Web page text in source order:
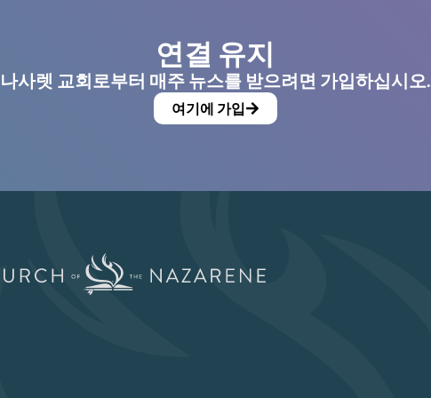
연결 유지
나사렛 교회로부터 매주 뉴스를 받으려면 가입하십시오.
여기에 가입